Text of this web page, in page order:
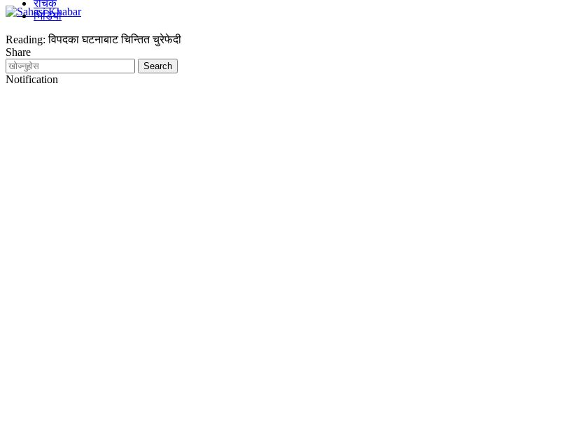
रोचक
भिडियो
Reading: विपदका घटनाबाट चिन्तित चुरेफेदी
Share
Notification